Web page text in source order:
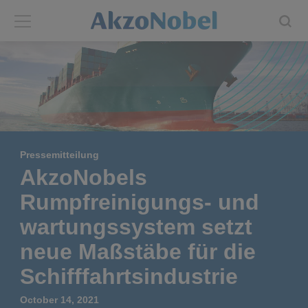
ABOUT US
About us
Annual report
Brands
Our businesses
End-user segments
INVESTORS
Investors
Shares and ADRs
Results center
Events and presentations
Consensus
Pressemitteilung
AkzoNobels
Rumpfreinigungs- und
wartungssystem setzt
neue Maßstäbe für die
Schifffahrtsindustrie
October 14, 2021